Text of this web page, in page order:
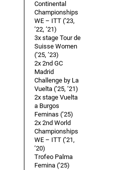
Continental
Championships
WE – ITT (’23,
’22, ’21)
3x stage Tour de
Suisse Women
(’25, ’23)
2x 2nd GC
Madrid
Challenge by La
Vuelta (’25, ’21)
2x stage Vuelta
a Burgos
Feminas (’25)
2x 2nd World
Championships
WE – ITT (’21,
’20)
Trofeo Palma
Femina (’25)